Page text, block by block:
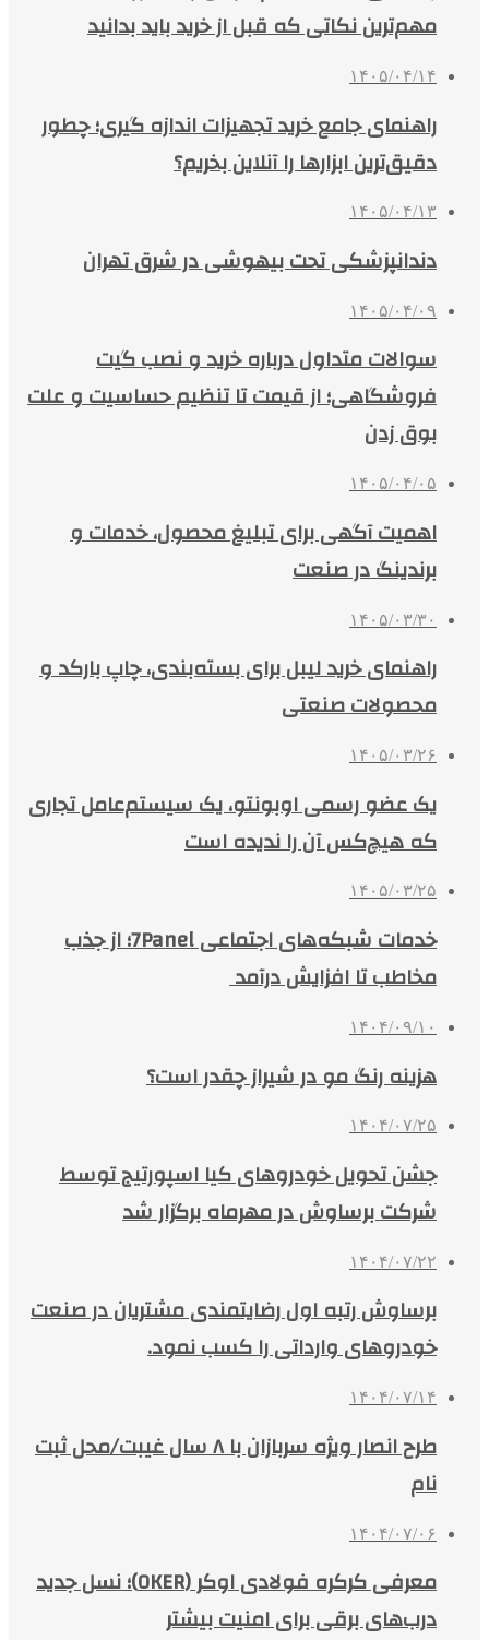
مهم‌ترین نکاتی که قبل از خرید باید بدانید
۱۴۰۵/۰۴/۱۴
راهنمای جامع خرید تجهیزات اندازه گیری؛ چطور
دقیق‌ترین ابزارها را آنلاین بخریم؟
۱۴۰۵/۰۴/۱۳
دندانپزشکی تحت بیهوشی در شرق تهران
۱۴۰۵/۰۴/۰۹
سوالات متداول درباره خرید و نصب گیت
فروشگاهی؛ از قیمت تا تنظیم حساسیت و علت
بوق زدن
۱۴۰۵/۰۴/۰۵
اهمیت آگهی برای تبلیغ محصول، خدمات و
برندینگ در صنعت
۱۴۰۵/۰۳/۳۰
راهنمای خرید لیبل برای بسته‌بندی، چاپ بارکد و
محصولات صنعتی
۱۴۰۵/۰۳/۲۶
یک عضو رسمی اوبونتو، یک سیستم‌عامل تجاری
که هیچ‌کس آن را ندیده است
۱۴۰۵/۰۳/۲۵
خدمات شبکه‌های اجتماعی 7Panel؛ از جذب
مخاطب تا افزایش درآمد
۱۴۰۴/۰۹/۱۰
هزینه رنگ مو در شیراز چقدر است؟
۱۴۰۴/۰۷/۲۵
جشن تحویل خودروهای کیا اسپورتیج توسط
شرکت برساوش در مهرماه برگزار شد
۱۴۰۴/۰۷/۲۲
برساوش رتبه اول رضایتمندی مشتریان در صنعت
خودروهای وارداتی را کسب نمود.
۱۴۰۴/۰۷/۱۴
طرح انصار ویژه سربازان با ۸ سال غیبت/محل ثبت
نام
۱۴۰۴/۰۷/۰۶
معرفی کرکره فولادی اوکر (OKER)؛ نسل جدید
درب‌های برقی برای امنیت بیشتر